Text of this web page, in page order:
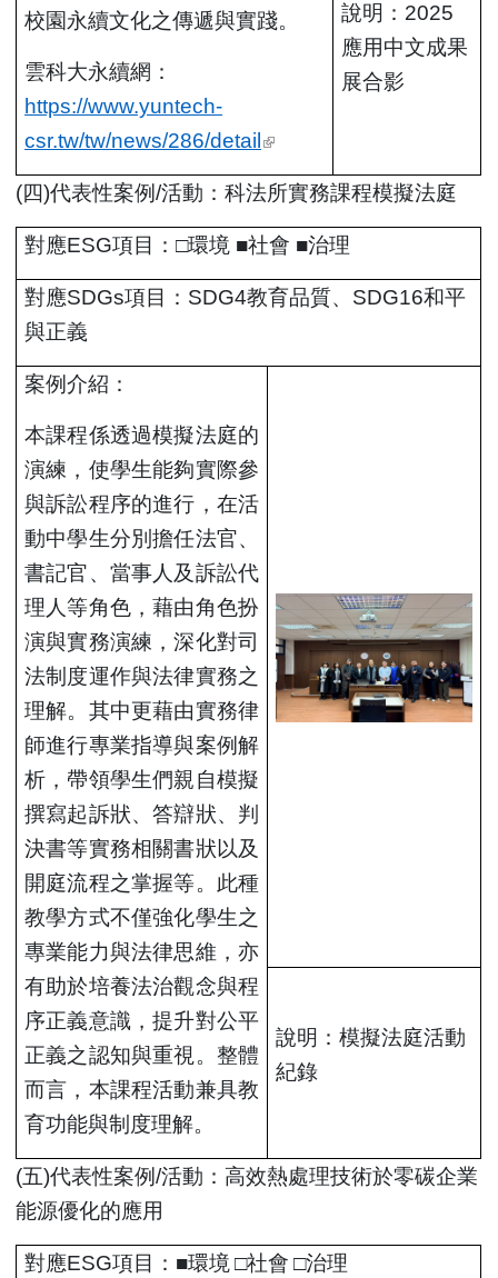
校園永續文化之傳遞與實踐。
雲科大永續網：
https://www.yuntech-
csr.tw/tw/news/286/detail (link is external)
說明：2025
應用中文成果
展合影
(四)代表性案例/活動：科法所實務課程模擬法庭
對應ESG項目：□環境 ■社會 ■治理
對應SDGs項目：SDG4教育品質、 SDG16和平
與正義
案例介紹：
本課程係透過模擬法庭的
演練，使學生能夠實際參
與訴訟程序的進行，在活
動中學生分別擔任法官、
書記官、當事人及訴訟代
理人等角色，藉由角色扮
演與實務演練，深化對司
法制度運作與法律實務之
理解。其中更藉由實務律
師進行專業指導與案例解
析，帶領學生們親自模擬
撰寫起訴狀、答辯狀、判
決書等實務相關書狀以及
開庭流程之掌握等。此種
教學方式不僅強化學生之
專業能力與法律思維，亦
有助於培養法治觀念與程
序正義意識，提升對公平
正義之認知與重視。整體
而言，本課程活動兼具教
育功能與制度理解。
說明：模擬法庭活動
紀錄
(五)代表性案例/活動：高效熱處理技術於零碳企業
能源優化的應用
對應ESG項目： ■環境□社會 □治理